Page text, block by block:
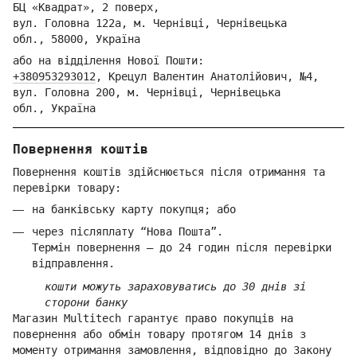
БЦ «Квадрат», 2 поверх,
вул. Головна 122а, м. Чернівці, Чернівецька
обл., 58000, Україна
або на відділення Нової Пошти:
+380953293012 , Крецул Валентин Анатолійович, №4,
вул. Головна 200, м. Чернівці, Чернівецька
обл., Україна
Повернення коштів
Повернення коштів здійснюється після отримання та
перевірки товару:
на банківську карту покупця; або
через післяплату “Нова Пошта”.
Термін повернення — до 24 годин після перевірки
відправлення.
кошти можуть зараховуватись до 30 днів зі
сторони банку
Магазин Multitech гарантує право покупців на
повернення або обмін товару протягом 14 днів з
моменту отримання замовлення, відповідно до Закону